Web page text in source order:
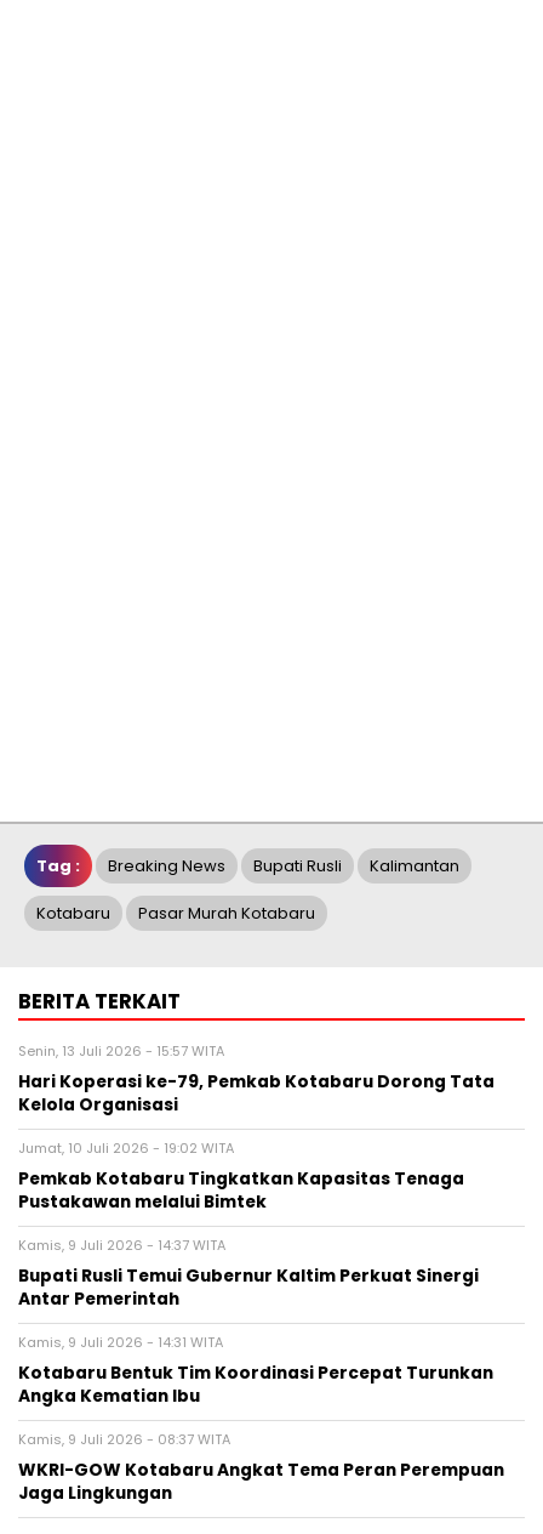
Tag : Breaking News Bupati Rusli Kalimantan
Kotabaru Pasar Murah Kotabaru
BERITA TERKAIT
Senin, 13 Juli 2026 - 15:57 WITA
Hari Koperasi ke-79, Pemkab Kotabaru Dorong Tata
Kelola Organisasi
Jumat, 10 Juli 2026 - 19:02 WITA
Pemkab Kotabaru Tingkatkan Kapasitas Tenaga
Pustakawan melalui Bimtek
Kamis, 9 Juli 2026 - 14:37 WITA
Bupati Rusli Temui Gubernur Kaltim Perkuat Sinergi
Antar Pemerintah
Kamis, 9 Juli 2026 - 14:31 WITA
Kotabaru Bentuk Tim Koordinasi Percepat Turunkan
Angka Kematian Ibu
Kamis, 9 Juli 2026 - 08:37 WITA
WKRI-GOW Kotabaru Angkat Tema Peran Perempuan
Jaga Lingkungan